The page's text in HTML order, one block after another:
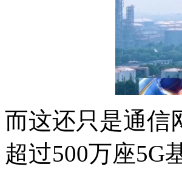
而这还只是通信
超过500万座5G